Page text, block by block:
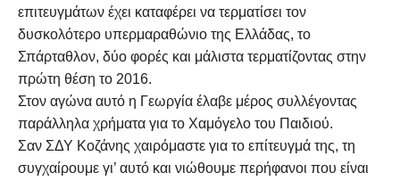
επιτευγμάτων έχει καταφέρει να τερματίσει τον
δυσκολότερο υπερμαραθώνιο της Ελλάδας, το
Σπάρταθλον, δύο φορές και μάλιστα τερματίζοντας στην
πρώτη θέση το 2016.
Στον αγώνα αυτό η Γεωργία έλαβε μέρος συλλέγοντας
παράλληλα χρήματα για το Χαμόγελο του Παιδιού.
Σαν ΣΔΥ Κοζάνης χαιρόμαστε για το επίτευγμά της, τη
συγχαίρουμε γι’ αυτό και νιώθουμε περήφανοι που είναι